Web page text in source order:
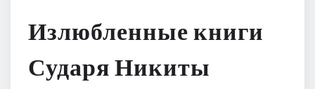
Излюбленные книги
Сударя Никиты